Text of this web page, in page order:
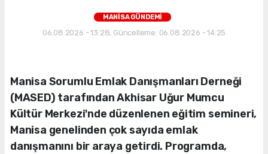
MANİSA GÜNDEMİ
06.08.2026 - 13:28, Güncelleme: 06.08.2026 - 14:25
Manisa Sorumlu Emlak Danışmanları Derneği
(MASED) tarafından Akhisar Uğur Mumcu
Kültür Merkezi'nde düzenlenen eğitim semineri,
Manisa genelinden çok sayıda emlak
danışmanını bir araya getirdi. Programda,